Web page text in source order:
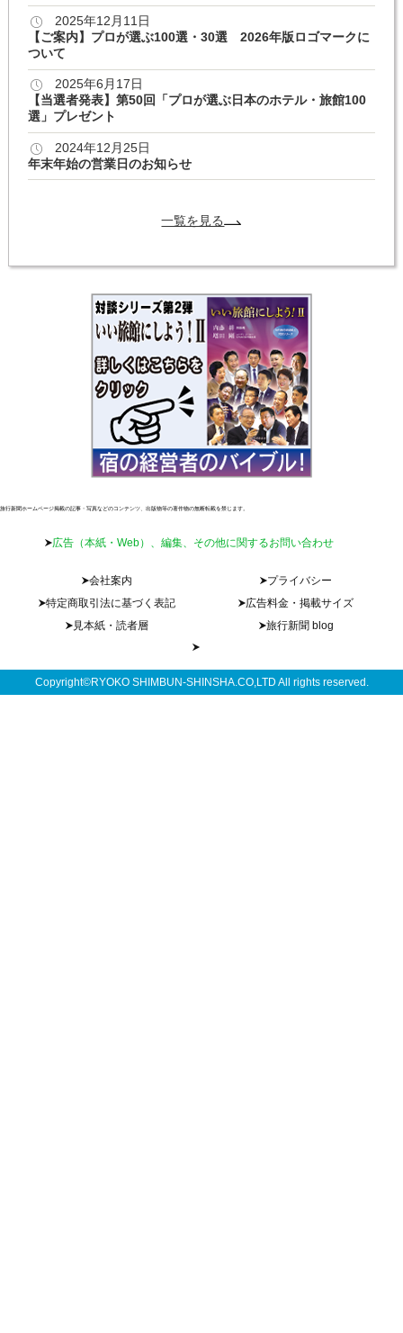
2025年12月11日
【ご案内】プロが選ぶ100選・30選 2026年版ロゴマークに
ついて
2025年6月17日
【当選者発表】第50回「プロが選ぶ日本のホテル・旅館100
選」プレゼント
2024年12月25日
年末年始の営業日のお知らせ
一覧を見る
旅行新聞ホームページ掲載の記事・写真などのコンテンツ、出版物等の著作物の無断転載を禁じます。
広告（本紙・Web）、編集、その他に関するお問い合わせ
会社案内
プライバシー
特定商取引法に基づく表記
広告料金・掲載サイズ
見本紙・読者層
旅行新聞 blog
Copyright©RYOKO SHIMBUN-SHINSHA.CO,LTD All rights reserved.